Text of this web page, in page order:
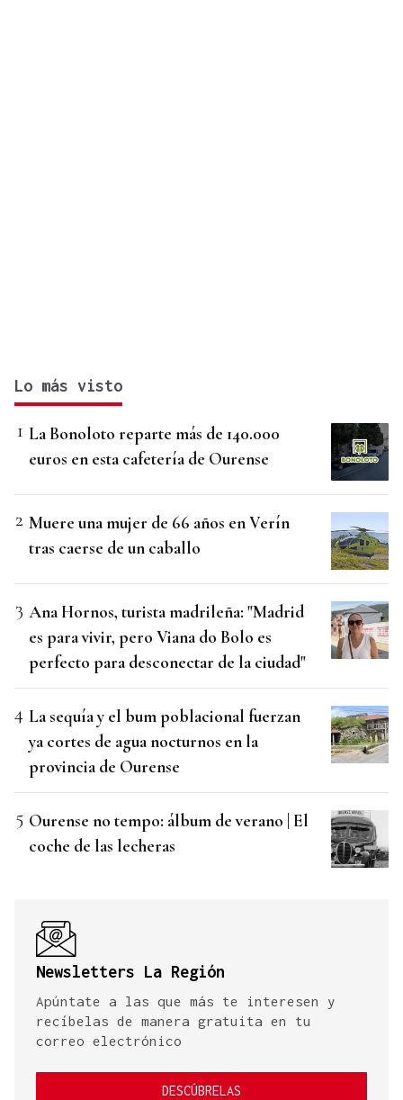
Lo más visto
La Bonoloto reparte más de 140.000
euros en esta cafetería de Ourense
Muere una mujer de 66 años en Verín
tras caerse de un caballo
Ana Hornos, turista madrileña: "Madrid
es para vivir, pero Viana do Bolo es
perfecto para desconectar de la ciudad"
La sequía y el bum poblacional fuerzan
ya cortes de agua nocturnos en la
provincia de Ourense
Ourense no tempo: álbum de verano | El
coche de las lecheras
Newsletters La Región
Apúntate a las que más te interesen y
recíbelas de manera gratuita en tu
correo electrónico
DESCÚBRELAS